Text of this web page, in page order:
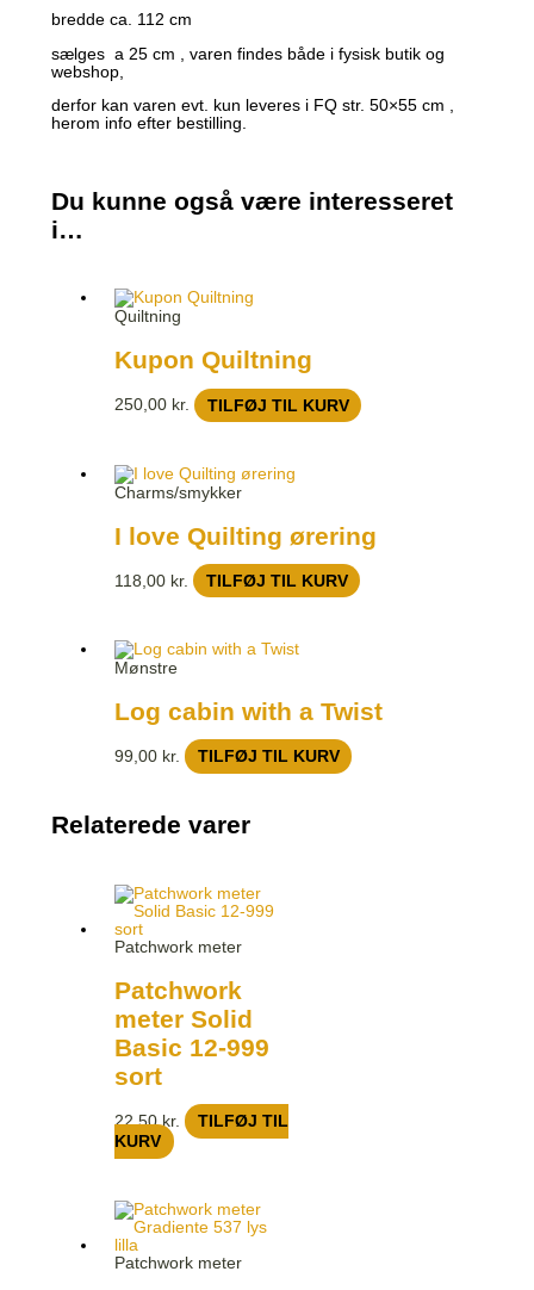
bredde ca. 112 cm
sælges a 25 cm , varen findes både i fysisk butik og
webshop,
derfor kan varen evt. kun leveres i FQ str. 50×55 cm ,
herom info efter bestilling.
Du kunne også være interesseret
i…
Quiltning
Kupon Quiltning
250,00 kr. TILFØJ TIL KURV
Charms/smykker
I love Quilting ørering
118,00 kr. TILFØJ TIL KURV
Mønstre
Log cabin with a Twist
99,00 kr. TILFØJ TIL KURV
Relaterede varer
Patchwork meter
Patchwork
meter Solid
Basic 12-999
sort
22,50kr.
TILFØJ TIL
KURV
Patchwork meter